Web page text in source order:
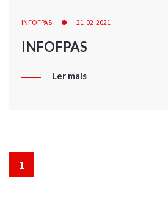
INFOFPAS 21-02-2021
INFOFPAS
Ler mais
1